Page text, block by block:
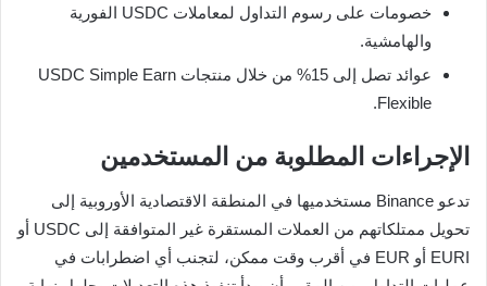
خصومات على رسوم التداول لمعاملات USDC الفورية
والهامشية.
عوائد تصل إلى 15% من خلال منتجات USDC Simple Earn
Flexible.
الإجراءات المطلوبة من المستخدمين
تدعو Binance مستخدميها في المنطقة الاقتصادية الأوروبية إلى
تحويل ممتلكاتهم من العملات المستقرة غير المتوافقة إلى USDC أو
EURI أو EUR في أقرب وقت ممكن، لتجنب أي اضطرابات في